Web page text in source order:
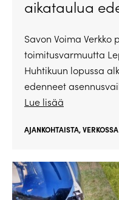
aikataulua
Savon Voima Verkko
toimitusvarmuutta
Huhtikuun lopussa
edenneet
Lue lisää
AJANKOHTAISTA,VERKOSSA